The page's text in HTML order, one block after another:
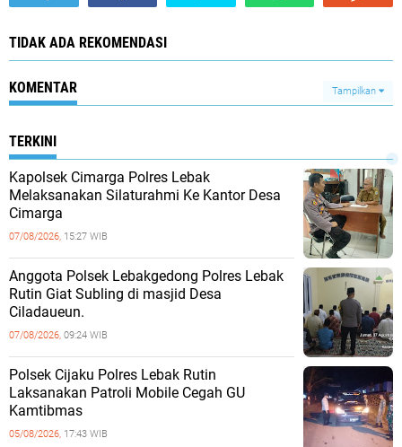
TIDAK ADA REKOMENDASI
KOMENTAR Tampilkan
TERKINI
Kapolsek Cimarga Polres Lebak
Melaksanakan Silaturahmi Ke Kantor Desa
Cimarga
07/08/2026, 15:27 WIB
Anggota Polsek Lebakgedong Polres Lebak
Rutin Giat Subling di masjid Desa
Ciladaueun.
07/08/2026, 09:24 WIB
Polsek Cijaku Polres Lebak Rutin
Laksanakan Patroli Mobile Cegah GU
Kamtibmas
05/08/2026, 17:43 WIB